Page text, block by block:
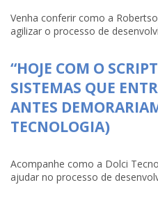
Venha conferir como a
agilizar o processo de
“HOJE COM O
SISTEMAS QUE
ANTES
TECNOLOGIA)
Acompanhe como a Dolci
ajudar no processo de